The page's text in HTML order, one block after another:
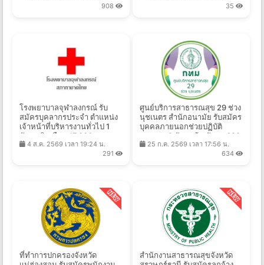
908
35
โรงพยาบาลจุฬาลงกรณ์ รับ
สมัครบุคลากรประจำ ตำแหน่ง
เจ้าหน้าที่บริหารงานทั่วไป 1
อัตรา เงินเดือน 17,000 บาท
ตั้งแต่บัดนี้ - 18 ส.ค. 2569
4 ส.ค. 2569 เวลา 19:24 น.
291
ศูนย์บริการสาธารณสุข 29 ช่วง
นุชเนตร สำนักอนามัย รับสมัคร
บุคคลภายนอกช่วยปฏิบัติ
ราชการ 2 อัตรา จ้างวันละ 682
-825 บาท ตั้งแต่วันที่ 21 ก.ค. -
25 ก.ค. 2569 เวลา 17:56 น.
634
ที่ทำการปกครองจังหวัด
สํานักงานสาธารณสุขจังหวัด